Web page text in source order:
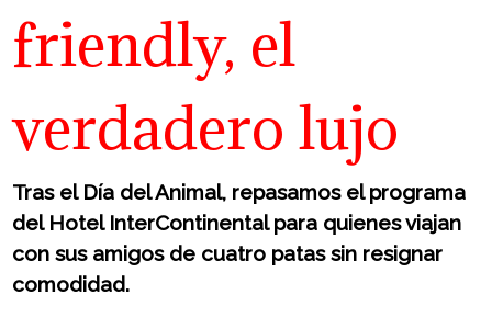
friendly, el
verdadero lujo
Tras el Día del Animal, repasamos el programa
del Hotel InterContinental para quienes viajan
con sus amigos de cuatro patas sin resignar
comodidad.